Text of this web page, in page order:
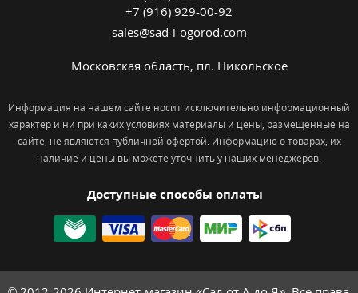
Доступные способы оплаты
+7 (916) 929-00-92
sales@sad-i-ogorod.com
Московская область, пл. Никольcкое
Информация на нашем сайте носит исключительно информационный
характер и ни при каких условиях материалы и цены, размещенные на
сайте, не являются публичной офертой. Информацию о товарах, их
наличие и цены вы можете уточнить у наших менеджеров.